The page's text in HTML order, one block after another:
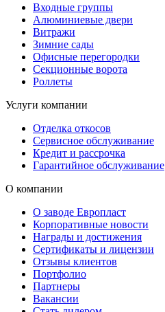
Входные группы
Алюминиевые двери
Витражи
Зимние сады
Офисные перегородки
Секционные ворота
Роллеты
Услуги компании
Отделка откосов
Сервисное обслуживание
Кредит и рассрочка
Гарантийное обслуживание
О компании
О заводе Европласт
Корпоративные новости
Награды и достижения
Сертификаты и лицензии
Отзывы клиентов
Портфолио
Партнеры
Вакансии